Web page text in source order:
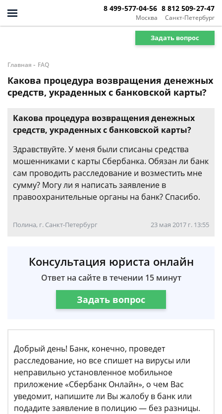
Москва
8 499-577-04-56
Санкт-Петербург
8 812 509-27-47
Задать вопрос
Главная - FAQ
Какова процедура возвращения денежных
средств, украденных с банковской карты?
Какова процедура возвращения денежных
средств, украденных с банковской карты?
Здравствуйте. У меня были списаны средства
мошенниками с карты Сбербанка. Обязан ли банк
сам проводить расследование и возместить мне
сумму? Могу ли я написать заявление в
правоохранительные органы на банк? Спасибо.
Полина, г. Санкт-Петербург 23 мая 2017 г. 13:55
Консультация юриста онлайн
Ответ на сайте в течении 15 минут
Задать вопрос
Добрый день! Банк, конечно, проведет
расследование, но все спишет на вирусы или
неправильно установленное мобильное
приложение «Сбербанк Онлайн», о чем Вас
уведомит, напишите ли Вы жалобу в банк или
подадите заявление в полицию — без разницы.